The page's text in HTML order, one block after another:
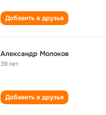
Добавить в друзья
Александр Молоков
39 лет
Добавить в друзья